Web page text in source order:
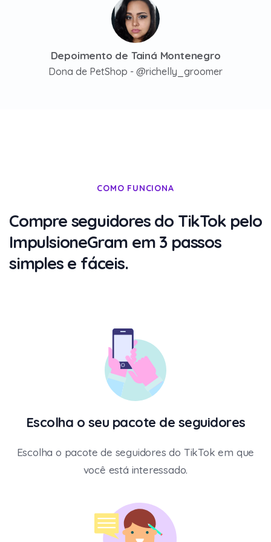
Depoimento de Tainá Montenegro
Dona de PetShop - @richelly_groomer
Depoimento de Marcelo Sardinha
Jornalista - @eventos_de__ouro
Depoimento de Rafaela Martins
Digital Influencer
Depoimento de Guilherme Raposo
COMO FUNCIONA
Compre seguidores do TikTok pelo
ImpulsioneGram em 3 passos
simples e fáceis.
Escolha o seu pacote de seguidores
Escolha o pacote de seguidores do TikTok em que
você está interessado.